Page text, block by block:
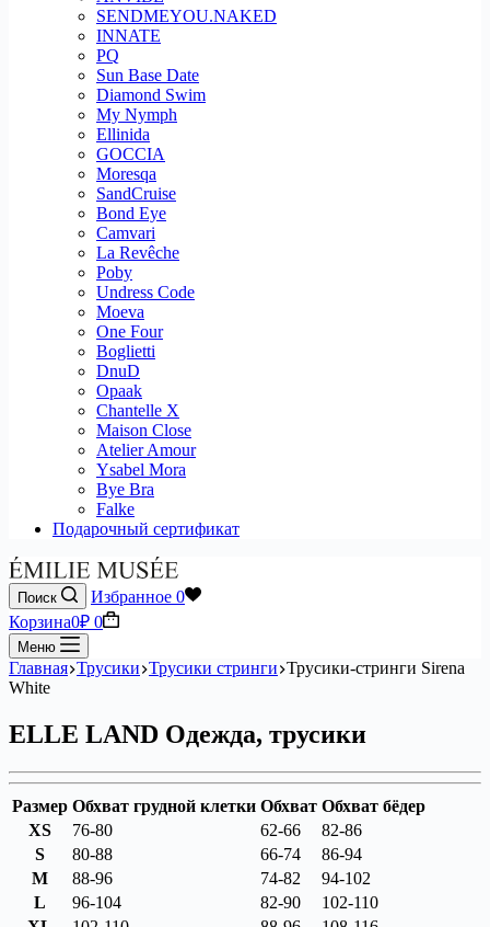
SENDMEYOU.NAKED
INNATE
PQ
Sun Base Date
Diamond Swim
My Nymph
Ellinida
GOCCIA
Moresqa
SandCruise
Bond Eye
Camvari
La Revêche
Poby
Undress Code
Moeva
One Four
Boglietti
DnuD
Opaak
Chantelle X
Maison Close
Atelier Amour
Ysabel Mora
Bye Bra
Falke
Подарочный сертификат
Поиск Избранное 0
Корзина0₽ 0
Меню
Главная Трусики Трусики стринги Трусики-стринги Sirena
White
ELLE LAND Одежда, трусики
Размер Обхват грудной клетки Обхват Обхват бёдер
XS
76-80 62-66
82-86
S
80-88 66-74
86-94
M
88-96 74-82
94-102
L
96-104 82-90
102-110